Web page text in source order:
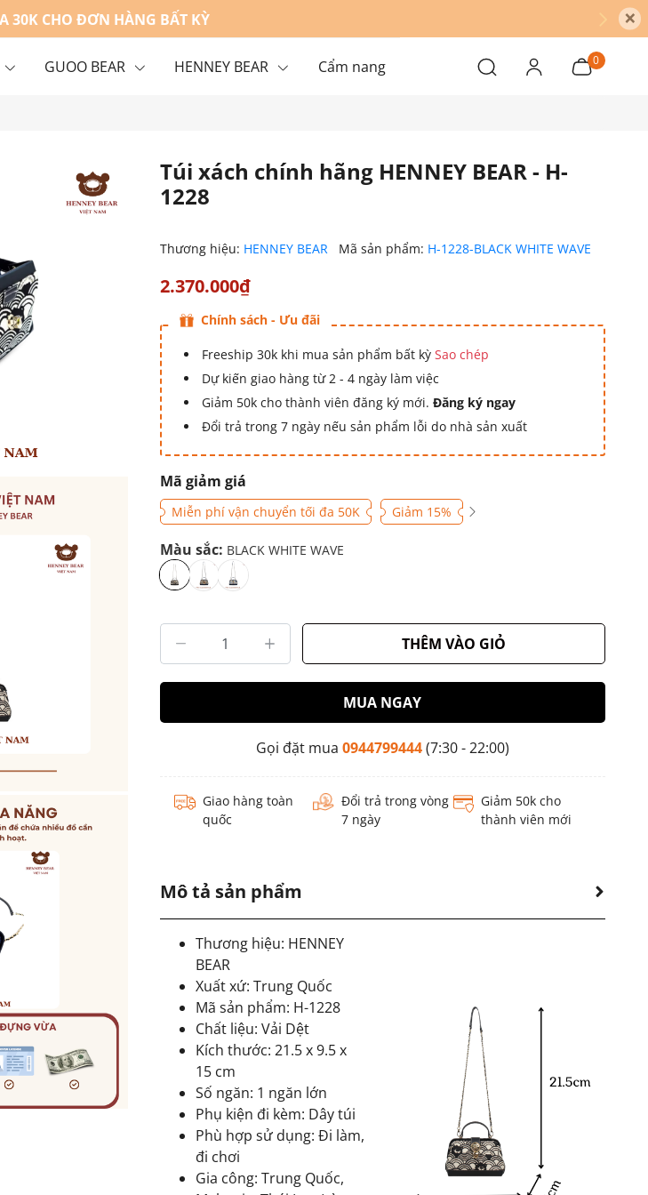
30K CHO ĐƠN HÀNG BẤT KỲ ×
GUOO BEAR HENNEY BEAR Cẩm nang 0
Túi xách chính hãng HENNEY BEAR - H-
1228
Thương hiệu: HENNEY BEAR Mã sản phẩm: H-1228-BLACK WHITE WAVE
2.370.000₫
Chính sách - Ưu đãi
Freeship 30k khi mua sản phẩm bất kỳ Sao chép
Dự kiến giao hàng từ 2 - 4 ngày làm việc
Giảm 50k cho thành viên đăng ký mới. Đăng ký ngay
Đổi trả trong 7 ngày nếu sản phẩm lỗi do nhà sản xuất
Mã giảm giá
Miễn phí vận chuyển tối đa 50K Giảm 15%
Màu sắc: BLACK WHITE WAVE
THÊM VÀO GIỎ
MUA NGAY
Gọi đặt mua 0944799444(7:30 - 22:00)
Giao hàng toàn
quốc
Đổi trả trong vòng
7 ngày
Giảm 50k cho
thành viên mới
Mô tả sản phẩm
Thương hiệu: HENNEY
BEAR
Xuất xứ: Trung Quốc
Mã sản phẩm: H-1228
Chất liệu: Vải Dệt
Kích thước: 21.5 x 9.5 x
15 cm
Số ngăn: 1 ngăn lớn
Phụ kiện đi kèm: Dây túi
Phù hợp sử dụng: Đi làm,
đi chơi
Gia công: Trung Quốc,